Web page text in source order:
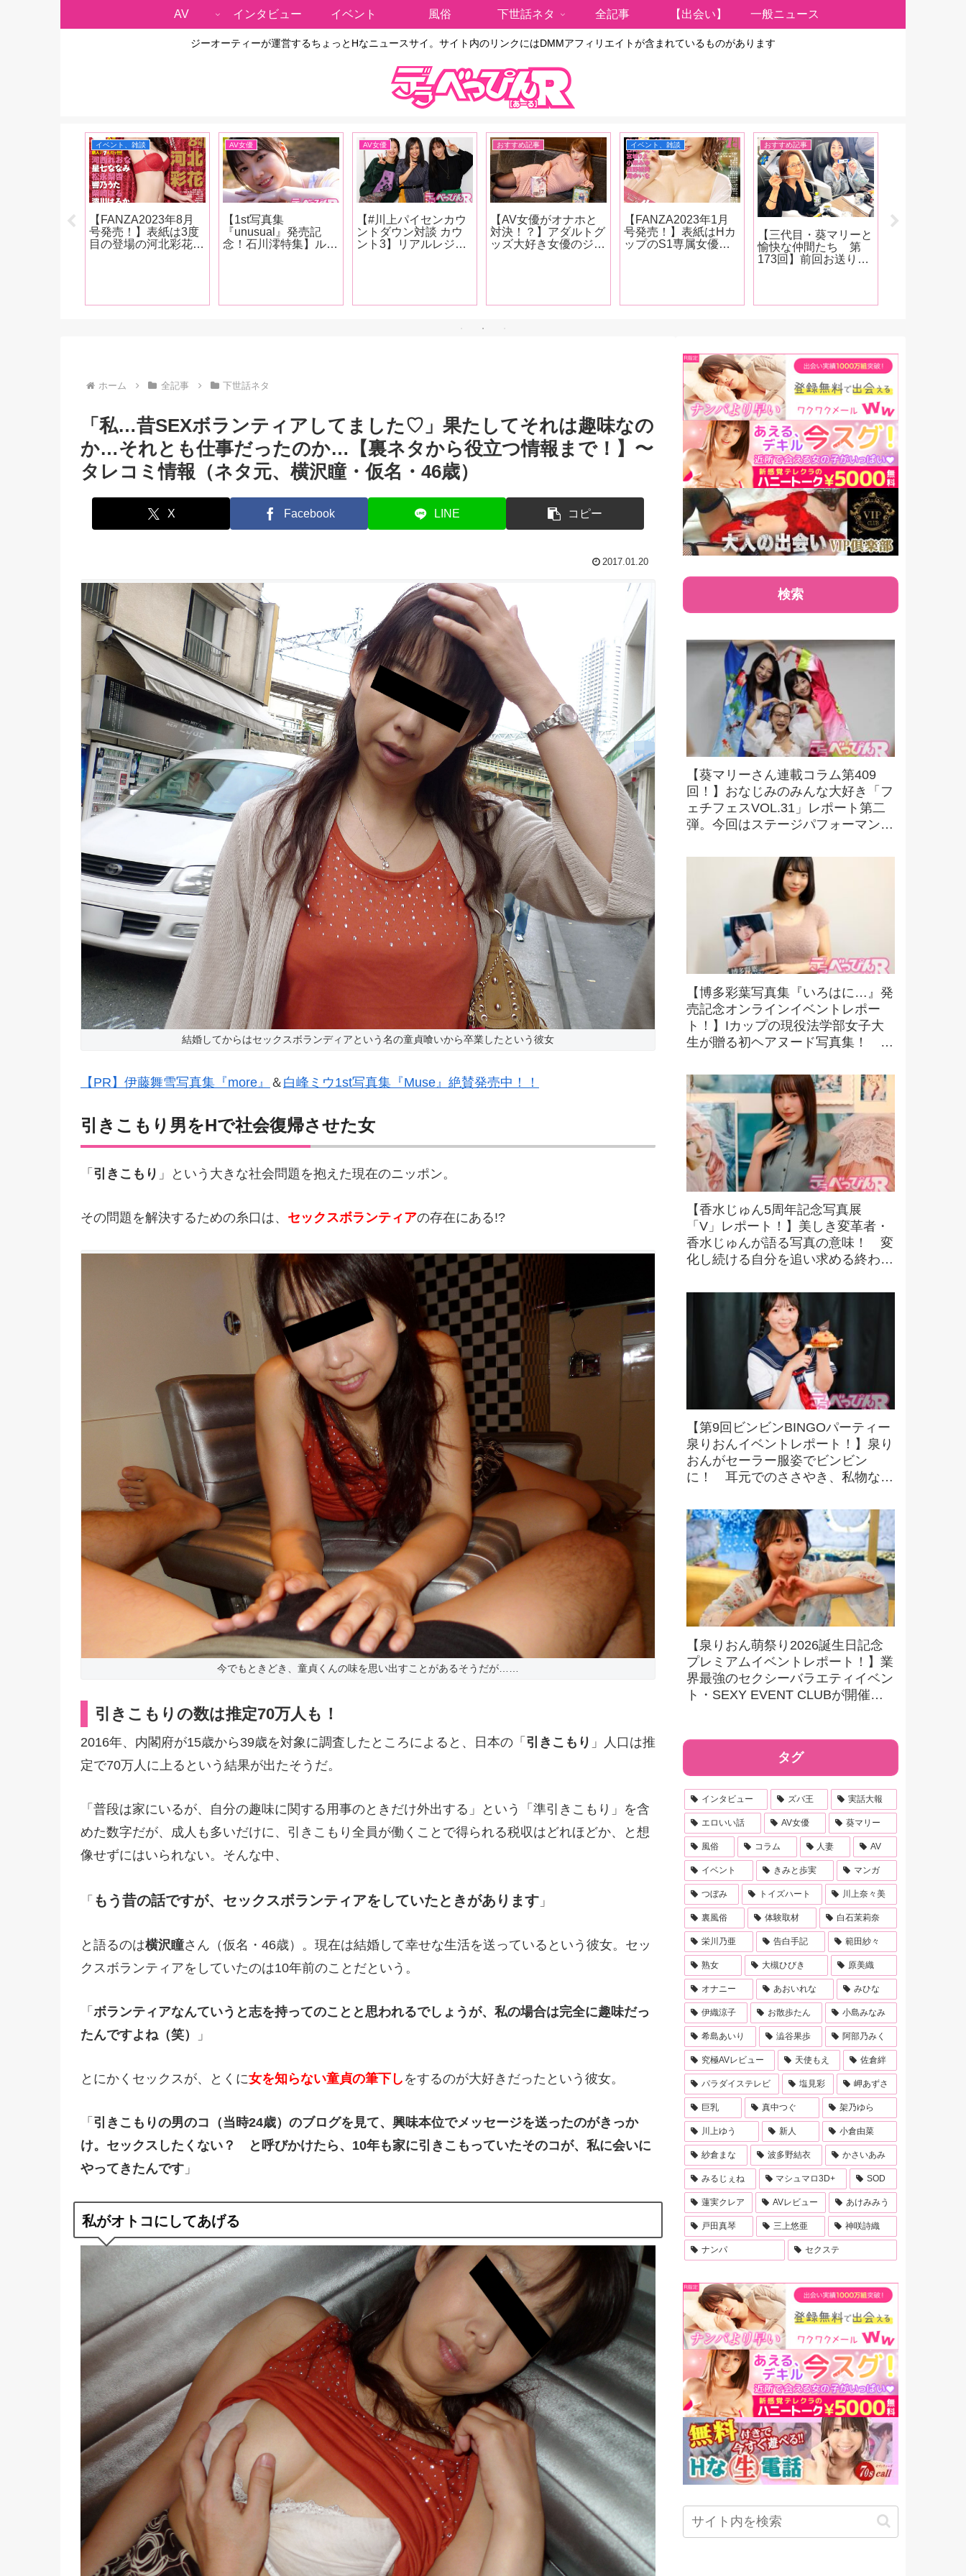
ジーオーティーが運営するちょっとHなニュースサイ。サイト内のリンクにはDMMアフィリエイトが含まれているものがあります
AV インタビュー イベント 風俗 下世話ネタ 全記事 【出会い】 一般ニュース
イベント、雑談
【FANZA2023年8月
号発売！】表紙は3度
目の登場の河北彩花！
川はるか、天野花乃、
AV女優
【1st写真集
『unusual』発売記
念！石川澪特集】ルッ
ーの強さが特徴！石川
AV女優
【#川上パイセンカウ
ントダウン対談 カウ
ント3】リアルレジェ
ツの話から引退後の動
おすすめ記事
【AV女優がオナホと
対決！？】アダルトグ
ッズ大好き女優のジュ
師のオナホアトリエ』
イベント、雑談
【FANZA2023年1月
号発売！】表紙はHカ
ップのS1専属女優・
いな。人気女優インタ
おすすめ記事
【三代目・葵マリーと
愉快な仲間たち 第
173回】前回お送りし
紗々ちゃんとの台湾旅
【
ホーム 全記事 下世話ネタ
「私…昔SEXボランティアしてました♡」果たしてそれは趣味なの
か…それとも仕事だったのか…【裏ネタから役立つ情報まで！】〜
タレコミ情報（ネタ元、横沢瞳・仮名・46歳）
X Facebook LINE コピー
2017.01.20
結婚してからはセックスボランディアという名の童貞喰いから卒業したという彼女
【PR】伊藤舞雪写真集『more』 ＆ 白峰ミウ1st写真集『Muse』絶賛発売中！！
引きこもり男をHで社会復帰させた女
「 引きこもり 」という大きな社会問題を抱えた現在のニッポン。
その問題を解決するための糸口は、 セックスボランティアの存在にある!?
今でもときどき、童貞くんの味を思い出すことがあるそうだが……
引きこもりの数は推定70万人も！
2016年、内閣府が15歳から39歳を対象に調査したところによると、日本の「 引きこもり 」人口は推
定で70万人に上るという結果が出たそうだ。
「普段は家にいるが、自分の趣味に関する用事のときだけ外出する」という「準引きこもり」を含
めた数字だが、成人も多いだけに、引きこもり全員が働くことで得られる税収はどれほどか、と想
像せずにはいられない。そんな中、
「 もう昔の話ですが、セックスボランティアをしていたときがあります 」
と語るのは横沢瞳さん（仮名・46歳）。現在は結婚して幸せな生活を送っているという彼女。セッ
クスボランティアをしていたのは10年前のことだという。
「 ボランティアなんていうと志を持ってのことと思われるでしょうが、私の場合は完全に趣味だっ
たんですよね（笑）
」
とにかくセックスが、とくに女を知らない童貞の筆下し をするのが大好きだったという彼女。
「 引きこもりの男のコ（当時24歳）のブログを見て、興味本位でメッセージを送ったのがきっか
け。セックスしたくない？ と呼びかけたら、10年も家に引きこもっていたそのコが、私に会いに
やってきたんです 」
私がオトコにしてあげる
検索
【葵マリーさん連載コラム第409
回！】おなじみのみんな大好き「フ
ェチフェスVOL.31」レポート第二
弾。今回はステージパフォーマンス
【博多彩葉写真集『いろはに…』発
売記念オンラインイベントレポー
ト！】Iカップの現役法学部女子大
生が贈る初ヘアヌード写真集！ 可
に！
【香水じゅん5周年記念写真展
「V」レポート！】美しき変革者・
香水じゅんが語る写真の意味！ 変
化し続ける自分を追い求める終わり
【第9回ビンビンBINGOパーティー
泉りおんイベントレポート！】泉り
おんがセーラー服姿でビンビン
に！ 耳元でのささやき、私物など
大興奮！
【泉りおん萌祭り2026誕生日記念
プレミアムイベントレポート！】業
界最強のセクシーバラエティイベン
ト・SEXY EVENT CLUBが開催す
タグ
インタビュー ズバ王 実話大報
エロいい話 AV女優 葵マリー
風俗 コラム 人妻 AV
イベント きみと歩実 マンガ
つぼみ トイズハート 川上奈々美
裏風俗 体験取材 白石茉莉奈
栄川乃亜 告白手記 範田紗々
熟女 大槻ひびき 原美織
オナニー あおいれな みひな
伊織涼子 お散歩たん 小島みなみ
希島あいり 澁谷果歩 阿部乃みく
究極AVレビュー 天使もえ 佐倉絆
パラダイステレビ 塩見彩 岬あずさ
巨乳 真中つぐ 架乃ゆら
川上ゆう 新人 小倉由菜
紗倉まな 波多野結衣 かさいあみ
みるじぇね マシュマロ3D+ SOD
蓮実クレア AVレビュー あけみみう
戸田真琴 三上悠亜 神咲詩織
ナンパ セクステ